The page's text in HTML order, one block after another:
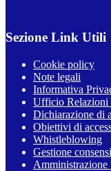
Sezione Link Utili
Cookie policy
Note legali
Informativa
Ufficio Relazioni
Dichiarazione di
Obiettivi di
Whistleblowing
Gestione
Amministrazione